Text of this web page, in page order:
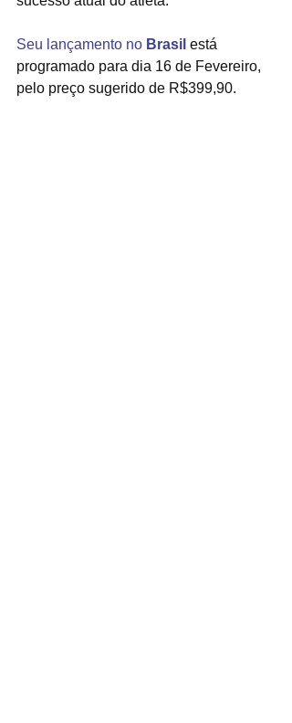
Seu lançamento no Brasil está
programado para dia 16 de Fevereiro,
pelo preço sugerido de R$399,90.